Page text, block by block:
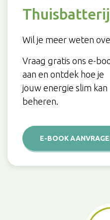
Thuisbatterij
Wil je meer weten
Vraag gratis ons e-
aan en ontdek hoe je
jouw energie slim kan
beheren.
E-BOOK